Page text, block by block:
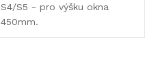
S4/S5 - pro výšku okna
450mm.